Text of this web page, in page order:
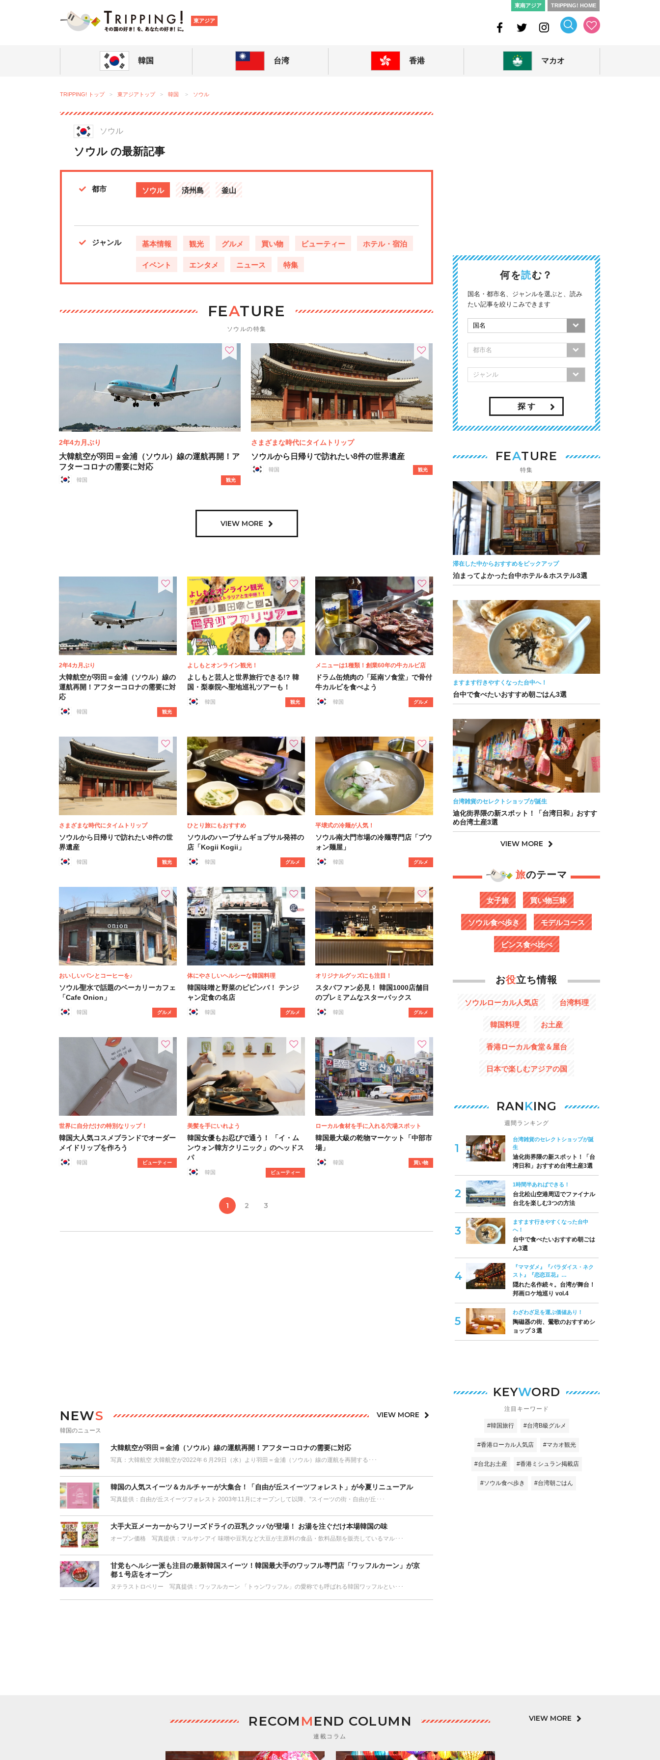
東アジア
東南アジア TRIPPING! HOME
韓国 台湾 香港 マカオ
TRIPPING! トップ 東アジアトップ 韓国 ソウル
ソウル
ソウル の最新記事
都市 ソウル 済州島 釜山
ジャンル 基本情報 観光 グルメ 買い物 ビューティー ホテル・宿泊
イベント エンタメ ニュース 特集
FEATURE
ソウルの特集
2年4カ月ぶり
大韓航空が羽田＝金浦（ソウル）線の運航再開！ア
フターコロナの需要に対応
韓国 観光
さまざまな時代にタイムトリップ
ソウルから日帰りで訪れたい8件の世界遺産
韓国 観光
VIEW MORE
2年4カ月ぶり
大韓航空が羽田＝金浦（ソウル）線の
運航再開！アフターコロナの需要に対
応
韓国 観光
よしもとオンライン観光！
よしもと芸人と世界旅行できる!? 韓
国・梨泰院へ聖地巡礼ツアーも！
韓国 観光
メニューは1種類！創業60年の牛カルビ店
ドラム缶焼肉の「延南ソ食堂」で骨付
牛カルビを食べよう
韓国 グルメ
さまざまな時代にタイムトリップ
ソウルから日帰りで訪れたい8件の世
界遺産
韓国 観光
ひとり旅にもおすすめ
ソウルのハーブサムギョプサル発祥の
店「Kogii Kogii」
韓国 グルメ
平壌式の冷麺が人気！
ソウル南大門市場の冷麺専門店「プウ
ォン麺屋」
韓国 グルメ
おいしいパンとコーヒーを♪
ソウル聖水で話題のベーカリーカフェ
「Cafe Onion」
韓国 グルメ
体にやさしいヘルシーな韓国料理
韓国味噌と野菜のピビンバ！ テンジ
ャン定食の名店
韓国 グルメ
オリジナルグッズにも注目！
スタバファン必見！ 韓国1000店舗目
のプレミアムなスターバックス
韓国 グルメ
世界に自分だけの特別なリップ！
韓国大人気コスメブランドでオーダー
メイドリップを作ろう
韓国 ビューティー
美髪を手にいれよう
韓国女優もお忍びで通う！ 「イ・ム
ンウォン韓方クリニック」のヘッドス
パ
韓国 ビューティー
ローカル食材を手に入れる穴場スポット
韓国最大級の乾物マーケット「中部市
場」
韓国 買い物
1 2 3
NEWS VIEW MORE
韓国のニュース
大韓航空が羽田＝金浦（ソウル）線の運航再開！アフターコロナの需要に対応
写真：大韓航空 大韓航空が2022年６月29日（水）より羽田＝金浦（ソウル）線の運航を再開する･･･
韓国の人気スイーツ＆カルチャーが大集合！「自由が丘スイーツフォレスト」が今夏リニューアル
写真提供：自由が丘スイーツフォレスト 2003年11月にオープンして以降、“スイーツの街・自由が丘･･･
大手大豆メーカーからフリーズドライの豆乳クッパが登場！ お湯を注ぐだけ本場韓国の味
オープン価格 写真提供：マルサンアイ 味噌や豆乳など大豆が主原料の食品・飲料品類を販売しているマル･･･
甘党もヘルシー派も注目の最新韓国スイーツ！韓国最大手のワッフル専門店「ワッフルカーン」が京
都１号店をオープン
ヌテラストロベリー 写真提供：ワッフルカーン 「トゥンワッフル」の愛称でも呼ばれる韓国ワッフルとい･･･
何を読む？
国名・都市名、ジャンルを選ぶと、読み
たい記事を絞りこみできます
探 す
FEATURE
特集
滞在した中からおすすめをピックアップ
泊まってよかった台中ホテル＆ホステル3選
ますます行きやすくなった台中へ！
台中で食べたいおすすめ朝ごはん3選
台湾雑貨のセレクトショップが誕生
迪化街界隈の新スポット！「台湾日和」おすす
め台湾土産3選
VIEW MORE
旅のテーマ
女子旅 買い物三昧
ソウル食べ歩き モデルコース
ピンス食べ比べ
お役立ち情報
ソウルローカル人気店 台湾料理
韓国料理 お土産
香港ローカル食堂＆屋台
日本で楽しむアジアの国
RANKING
週間ランキング
台湾雑貨のセレクトショップが誕
生
迪化街界隈の新スポット！「台
湾日和」おすすめ台湾土産3選
1時間半あればできる！
台北松山空港周辺でファイナル
台北を楽しむ3つの方法
ますます行きやすくなった台中
へ！
台中で食べたいおすすめ朝ごは
ん3選
『ママダメ』『パラダイス・ネク
スト』『恋恋豆花』…
隠れた名作続々。台湾が舞台！
邦画ロケ地巡り vol.4
わざわざ足を運ぶ価値あり！
陶磁器の街、鶯歌のおすすめシ
ョップ３選
KEYWORD
注目キーワード
#韓国旅行 #台湾B級グルメ
#香港ローカル人気店 #マカオ観光
#台北お土産 #香港ミシュラン掲載店
#ソウル食べ歩き #台湾朝ごはん
RECOM MEND COLUMN
連載コラム
VIEW MORE